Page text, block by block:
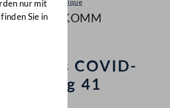
nur mit
Sie in
Kommunique
935/KOMM
des COVID-
41